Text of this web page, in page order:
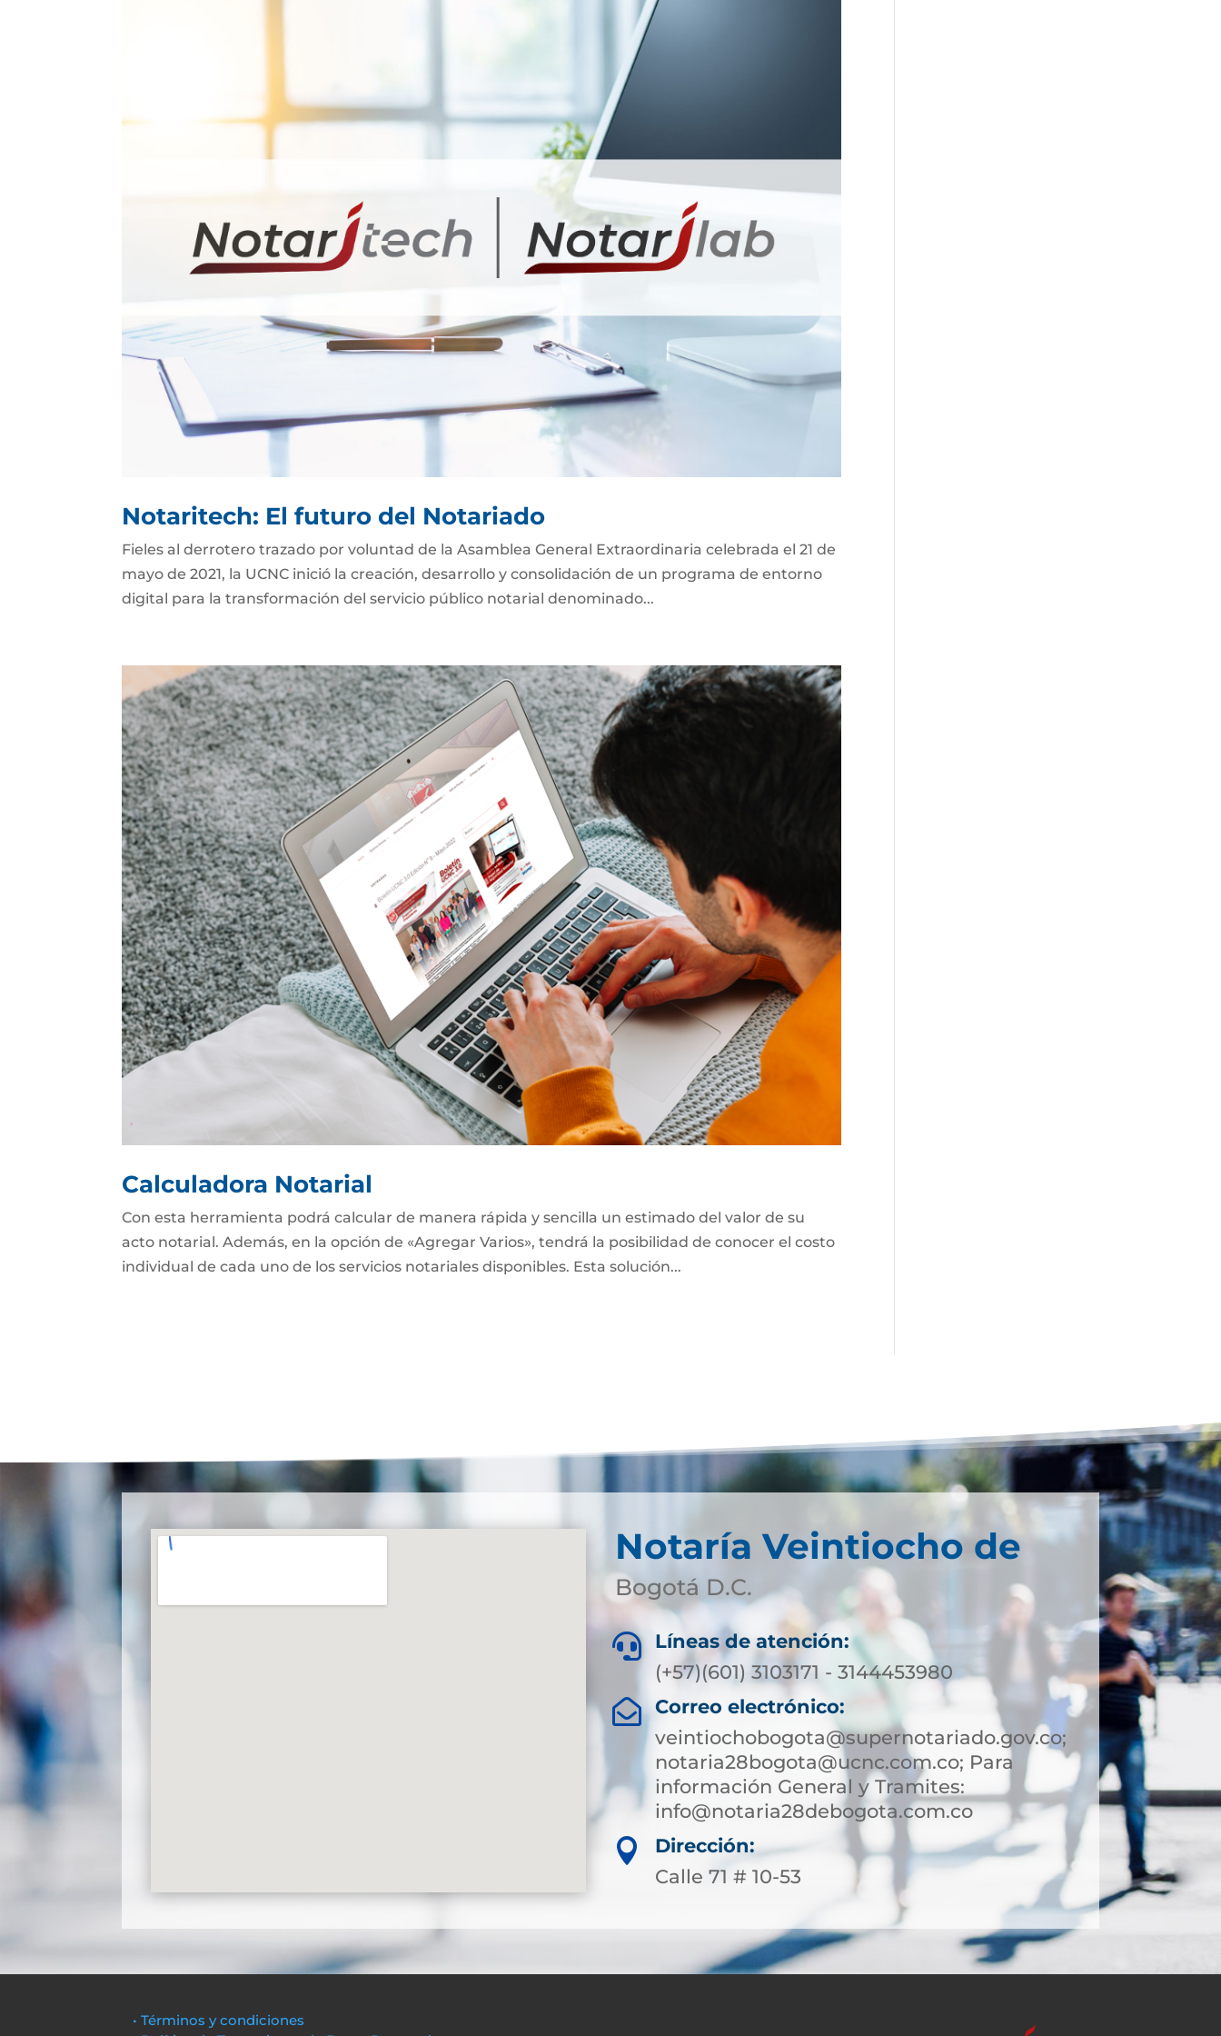
Notaritech: El futuro del Notariado
Fieles al derrotero trazado por voluntad de la Asamblea General Extraordinaria celebrada el 21 de
mayo de 2021, la UCNC inició la creación, desarrollo y consolidación de un programa de entorno
digital para la transformación del servicio público notarial denominado...
Calculadora Notarial
Con esta herramienta podrá calcular de manera rápida y sencilla un estimado del valor de su
acto notarial. Además, en la opción de «Agregar Varios», tendrá la posibilidad de conocer el costo
individual de cada uno de los servicios notariales disponibles. Esta solución...
Notaría Veintiocho de
Bogotá D.C.

Líneas de atención:
(+57)(601) 3103171 - 3144453980

Correo electrónico:
veintiochobogota@supernotariado.gov.co;
notaria28bogota@ucnc.com.co; Para
información General y Tramites:
info@notaria28debogota.com.co

Dirección:
Calle 71 # 10-53
• Términos y condiciones